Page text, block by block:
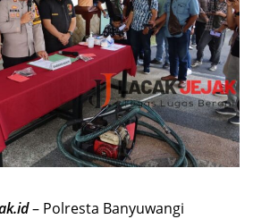
– Polresta Banyuwangi